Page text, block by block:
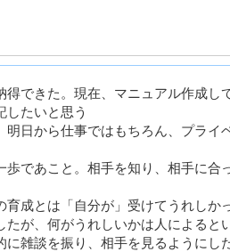
得できた。現在、マニュアル作成し
たいと思う
明日から仕事ではもちろん、プライ
であこと。相手を知り、相手に合
育成とは「自分が」受けてうれしか
が、何がうれしいかは人によると
雑談を振り、相手を見るようにし